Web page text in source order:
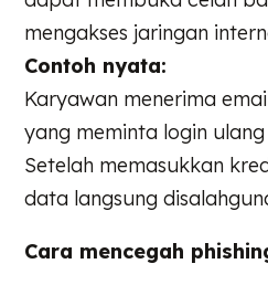
mengakses jaringan
Contoh nyata:
Karyawan menerima
yang meminta login
Setelah memasukkan
data langsung
Cara mencegah